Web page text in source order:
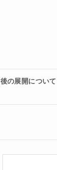
の展開について